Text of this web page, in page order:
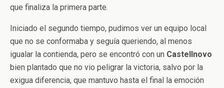
que finaliza la primera parte.
Iniciado el segundo tiempo, pudimos ver un equipo local
que no se conformaba y seguía queriendo, al menos
igualar la contienda, pero se encontró con un Castellnovo
bien plantado que no vio peligrar la victoria, salvo por la
exigua diferencia, que mantuvo hasta el final la emoción